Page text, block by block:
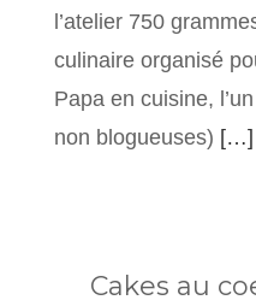
l’atelier 750
culinaire organisé
Papa en cuisine,
non blogueuses) […]
Cakes au